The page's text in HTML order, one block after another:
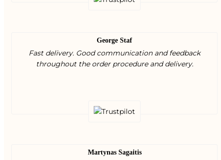
George Staf
Fast delivery. Good communication and feedback
throughout the order procedure and delivery.
Martynas Sagaitis